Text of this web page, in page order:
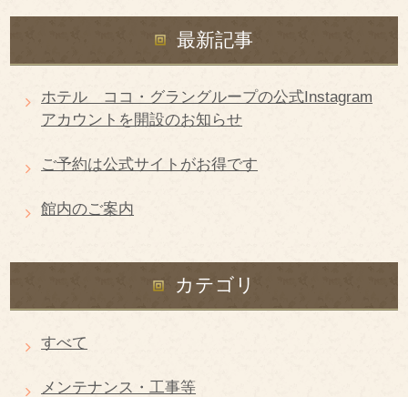
最新記事
ホテル ココ・グラングループの公式Instagram
アカウントを開設のお知らせ
ご予約は公式サイトがお得です
館内のご案内
カテゴリ
すべて
メンテナンス・工事等